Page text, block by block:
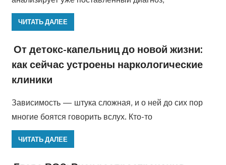
ЧИТАТЬ ДАЛЕЕ
От детокс-капельниц до новой жизни:
как сейчас устроены наркологические
клиники
Зависимость — штука сложная, и о ней до сих пор
многие боятся говорить вслух. Кто-то
ЧИТАТЬ ДАЛЕЕ